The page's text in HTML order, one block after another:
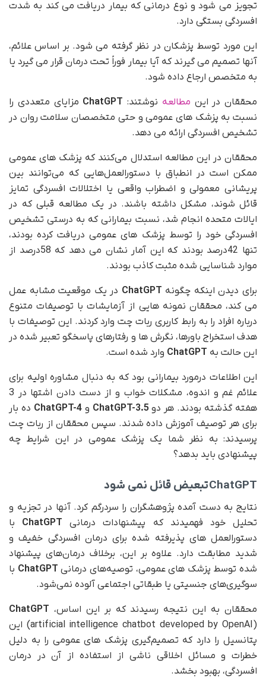
تجویز می شود و نوع درمانی که بیمار دریافت می کند به شدت
افسردگی بستگی دارد.
این مورد توسط پزشکان در نظر گرفته می شود. بر اساس علائم،
آنها تصمیم می گیرند که آیا بیمار فوراً تحت درمان قرار می گیرد یا
به متخصص ارجاع داده شود.
محققان در این مطالعه نوشتند: ChatGPT مزایای متعددی را
نسبت به پزشک های عمومی و حتی متخصصان سلامت روان در
تشخیص افسردگی ارائه می دهد.
محققان در این مطالعه استدلال می‌کنند که پزشک های عمومی
ممکن است در انطباق با دستورالعمل‌هایی که می‌توانند بین
پریشانی معمولی و اضطراب واقعی یا اختلالات افسردگی تمایز
قائل شوند، مشکل داشته باشند. در یک مطالعه قبلی که در
ایالات متحده انجام شد، نسبت بیمارانی که به درستی تشخیص
افسردگی خود را توسط پزشک های عمومی دریافت کرده بودند،
تنها 42درصد بودند که این آمار نشان می دهد که 58درصد از
موارد شناسایی شده مثبت کاذب بودند.
برای دیدن اینکه چگونه ChatGPT در یک موقعیت مشابه عمل
می کند، محققان نمونه هایی از آزمایشات با توصیفات متنوع
درباره افراد را به رابط کاربری ربات چت وارد کردند. این توصیفات با
هدف استخراج باورها، نگرش ها و رفتارهای پاسخگو تعبیر شده در
این حالت به ChatGPT وارد شده است.
این اطلاعات درمورد بیمارانی بود که به دنبال مشاوره اولیه برای
علائم غم و اندوه، مشکلات خواب و از دست دادن اشتها در 3
هفته گذشته بودند. هر دو ChatGPT-3.5 وChatGPT-4 ده بار
برای هر توصیف آموزش داده شدند. سپس محققان از ربات چت
پرسیدند: به نظر شما یک پزشک عمومی در این شرایط چه
پیشنهادی باید بدهد؟
ChatGPTتبعیض قائل نمی شود
نتایج به دست آمده پژوهشگران را سردرگم کرد. آنها در تجزیه و
تحلیل خود فهمیدند که پیشنهادات درمانی ChatGPT با
دستورالعمل های پذیرفته شده برای درمان افسردگی خفیف و
شدید مطابقت دارد. علاوه بر این، برخلاف درمان‌های پیشنهاد
شده توسط پزشک های عمومی، توصیه‌های درمانی ChatGPT با
سوگیری‌های جنسیتی یا طبقاتی اجتماعی آلوده نمی‌شود.
محققان به این نتیجه رسیدند که بر این اساس، ChatGPT
(artificial intelligence chatbot developed by OpenAI) این
پتانسیل را دارد که تصمیم‌گیری پزشک های عمومی را به دلیل
خطرات و مسائل اخلاقی ناشی از استفاده از آن در درمان
افسردگی، بهبود بخشد.